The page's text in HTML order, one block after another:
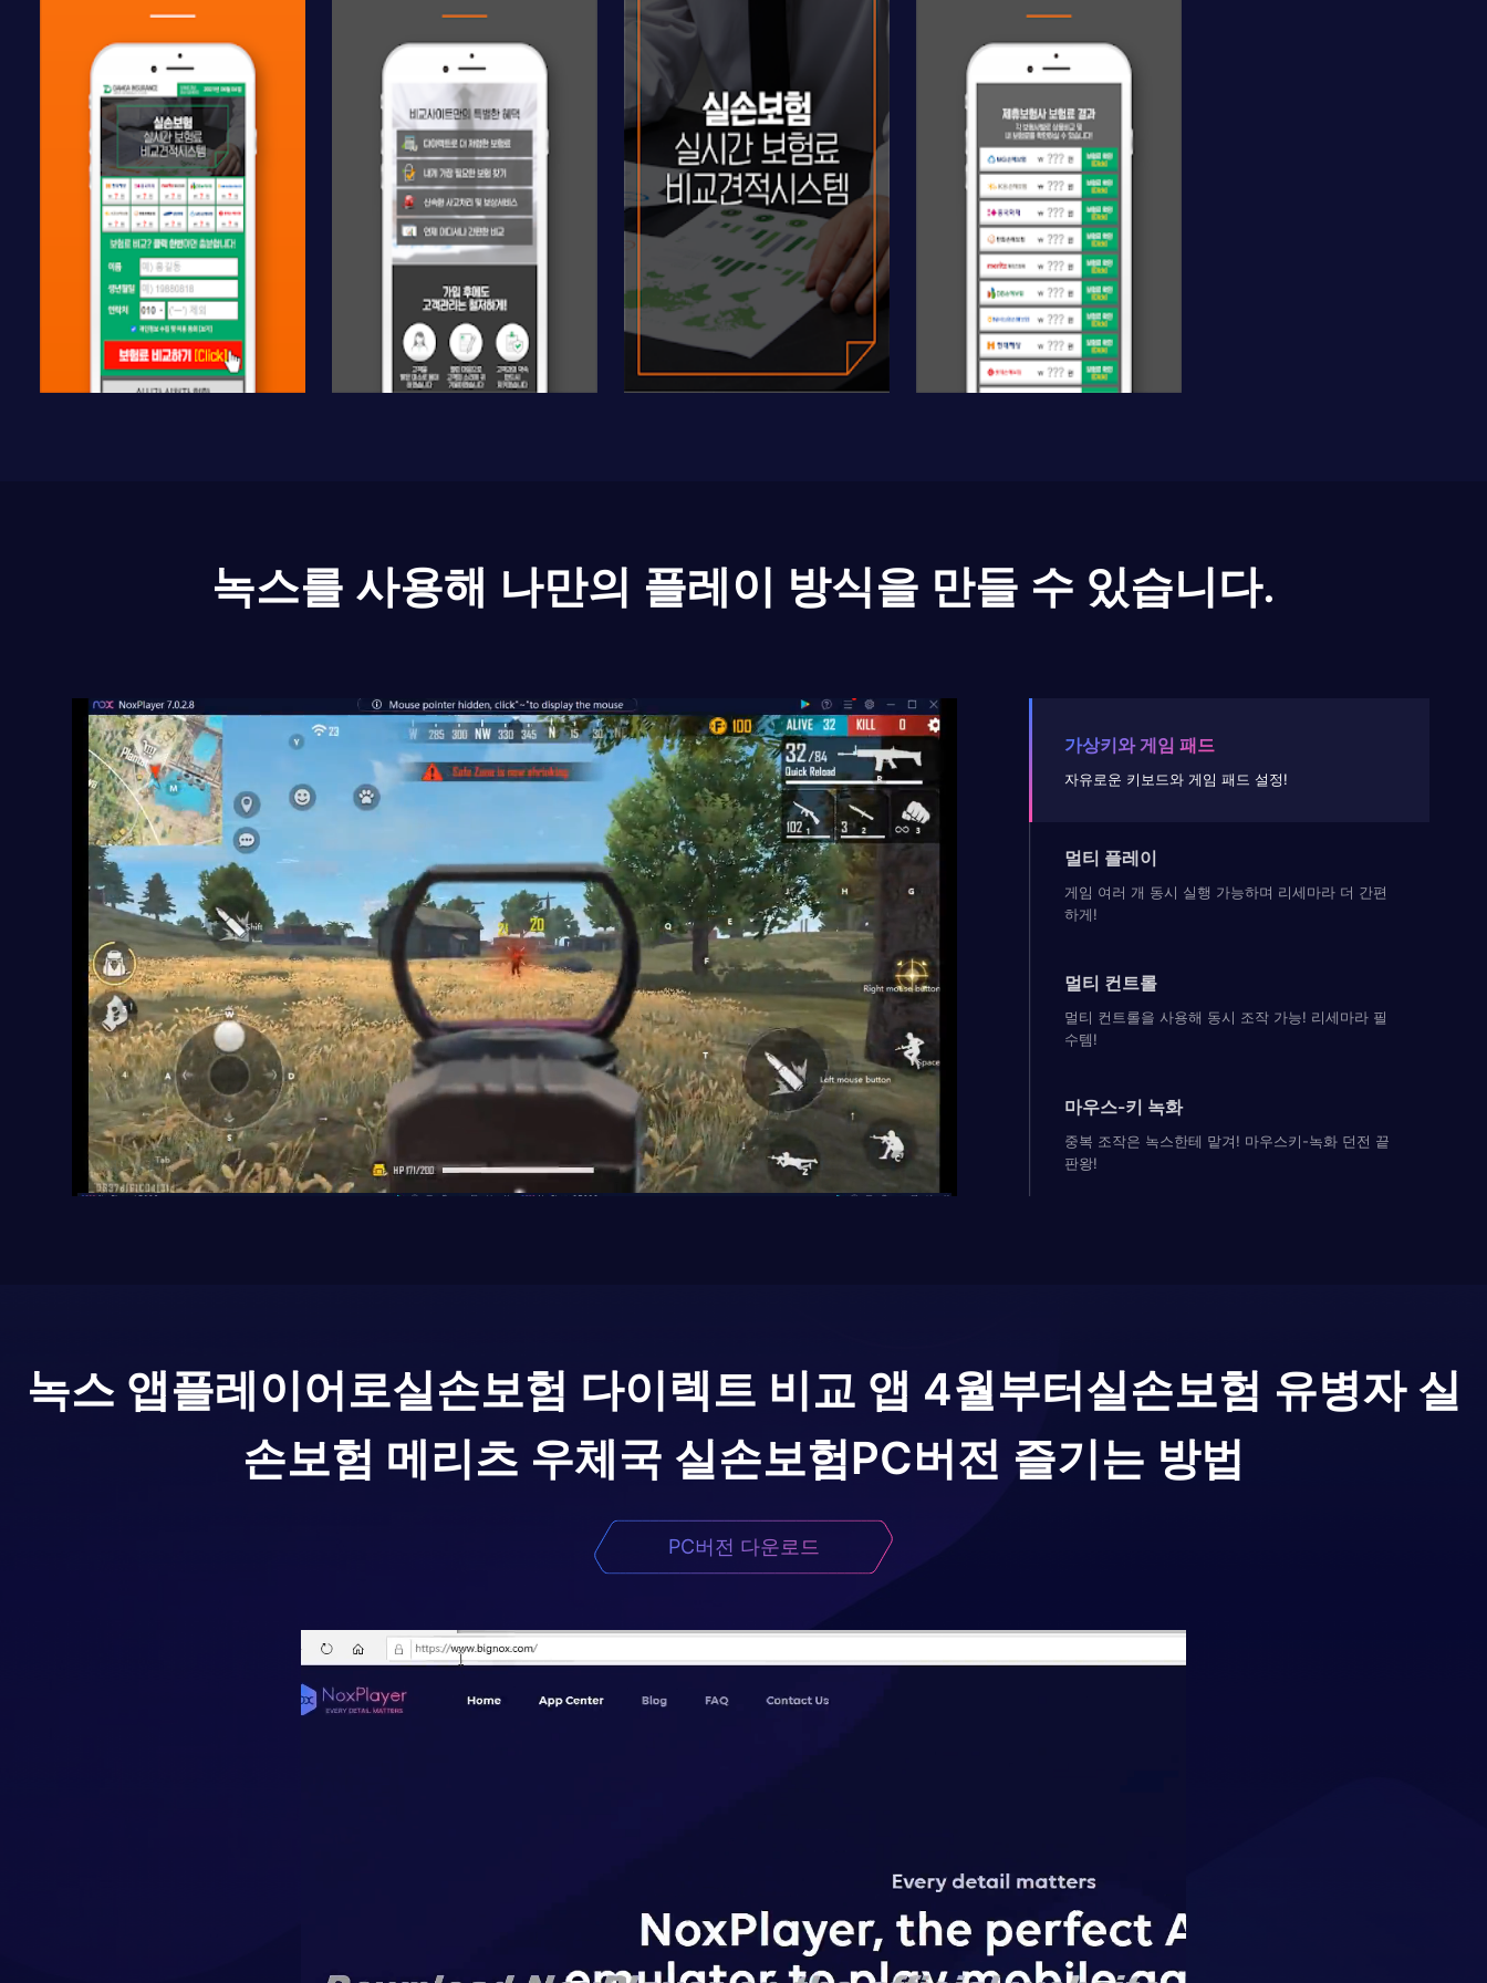
녹스를 사용해 나만의 플레이 방식을 만들 수 있습니다.
가상키와 게임 패드
자유로운 키보드와 게임 패드 설정!
멀티 플레이
게임 여러 개 동시 실행 가능하며 리세마라 더 간편
하게!
멀티 컨트롤
멀티 컨트롤을 사용해 동시 조작 가능! 리세마라 필
수템!
마우스-키 녹화
중복 조작은 녹스한테 맡겨! 마우스키-녹화 던전 끝
판왕!
녹스 앱플레이어로실손보험 다이렉트 비교 앱 4월부터실손보험 유병자 실
손보험 메리츠 우체국 실손보험PC버전 즐기는 방법
PC버전 다운로드